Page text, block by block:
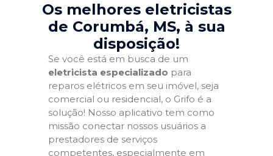
Os melhores eletricistas
de Corumbá, MS, à sua
disposição!
Se você está em busca de um
eletricista especializado para
reparos elétricos em seu imóvel, seja
comercial ou residencial, o Grifo é a
solução! Nosso aplicativo tem como
missão conectar nossos usuários a
prestadores de serviços
competentes, especialmente em